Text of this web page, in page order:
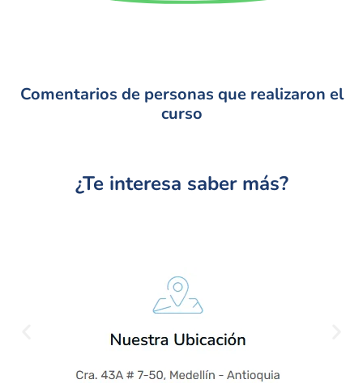
Comentarios de personas que realizaron el
curso
¿Te interesa saber más?